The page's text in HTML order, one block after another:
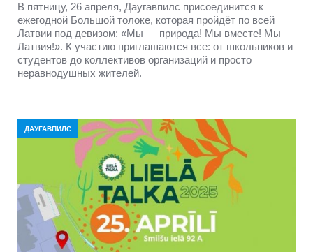
В пятницу, 26 апреля, Даугавпилс присоединится к
ежегодной Большой толоке, которая пройдёт по всей
Латвии под девизом: «Мы — природа! Мы вместе! Мы —
Латвия!». К участию приглашаются все: от школьников и
студентов до коллективов организаций и просто
неравнодушных жителей.
ДАУГАВПИЛС